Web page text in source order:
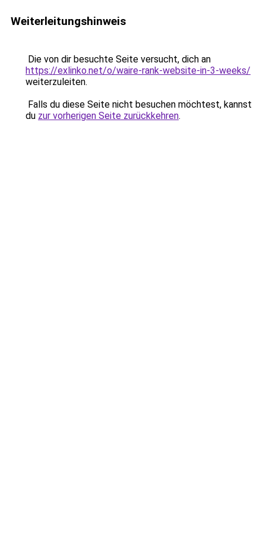
Weiterleitungshinweis
Die von dir besuchte Seite versucht, dich an
https://exlinko.net/o/waire-rank-website-in-3-weeks/
weiterzuleiten.
Falls du diese Seite nicht besuchen möchtest, kannst
du zur vorherigen Seite zurückkehren.